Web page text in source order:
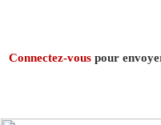
Connectez-vous pour